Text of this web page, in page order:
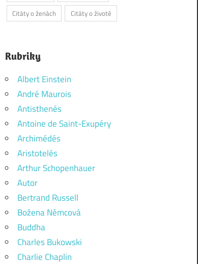
Citáty o ženách
Citáty o životě
Rubriky
Albert Einstein
André Maurois
Antisthenés
Antoine de Saint-Exupéry
Archimédés
Aristotelés
Arthur Schopenhauer
Autor
Bertrand Russell
Božena Němcová
Buddha
Charles Bukowski
Charlie Chaplin